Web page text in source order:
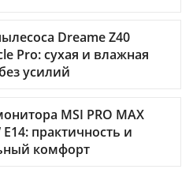
Dreame Z40
Pro: сухая и влажная
усилий
MSI PRO MAX
E14: практичность и
комфорт